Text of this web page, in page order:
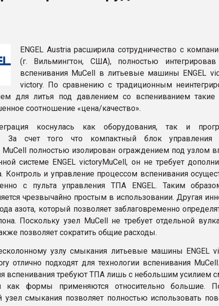
ENGEL Austria расширила сотрудничество с
(г. Вильмингтон, США), полностью интегрировав
вспенивания MuCell в литьевые машины ENGEL
victory. По сравнению с традиционным
для литья под давлением со вспениванием
соотношение «цена/качество».
коснулась как оборудования, так и
За счет того что компактный блок управления
MuCell полностью изолирован ограждением под узлом
системе ENGEL victoryMuCell, он не требует
Контроль и управление процессом вспенивания
с пульта управления ТПА ENGEL. Таким
чрезвычайно простым в использовании. Другая
азота, который позволяет заблаговременно
Поскольку узел MuCell не требует отдельной
позволяет сократить общие расходы.
узлу смыкания литьевые машины ENGEL
отлично подходят для технологии вспенивания
вспенивания требуют ТПА лишь с небольшим усилием
формы применяются относительно большие.
узел смыкания позволяет полностью использовать